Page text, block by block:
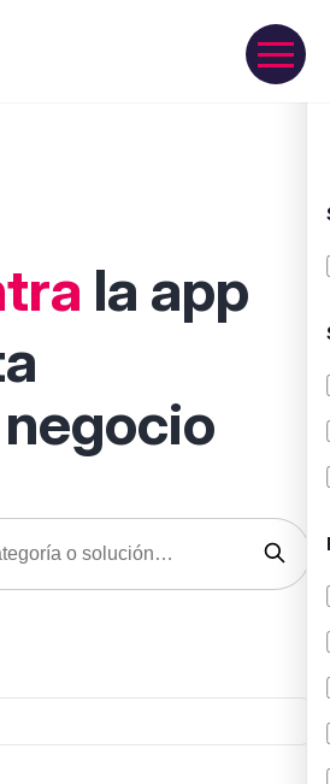
la app